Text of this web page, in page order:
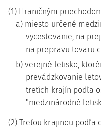
(1) Hraničným
a) miesto určené
vycestovanie, na
na prepravu tovaru
b) verejné letisko,
prevádzkovanie
tretích krajín podľa
"medzinárodné
(2) Treťou krajinou podľa